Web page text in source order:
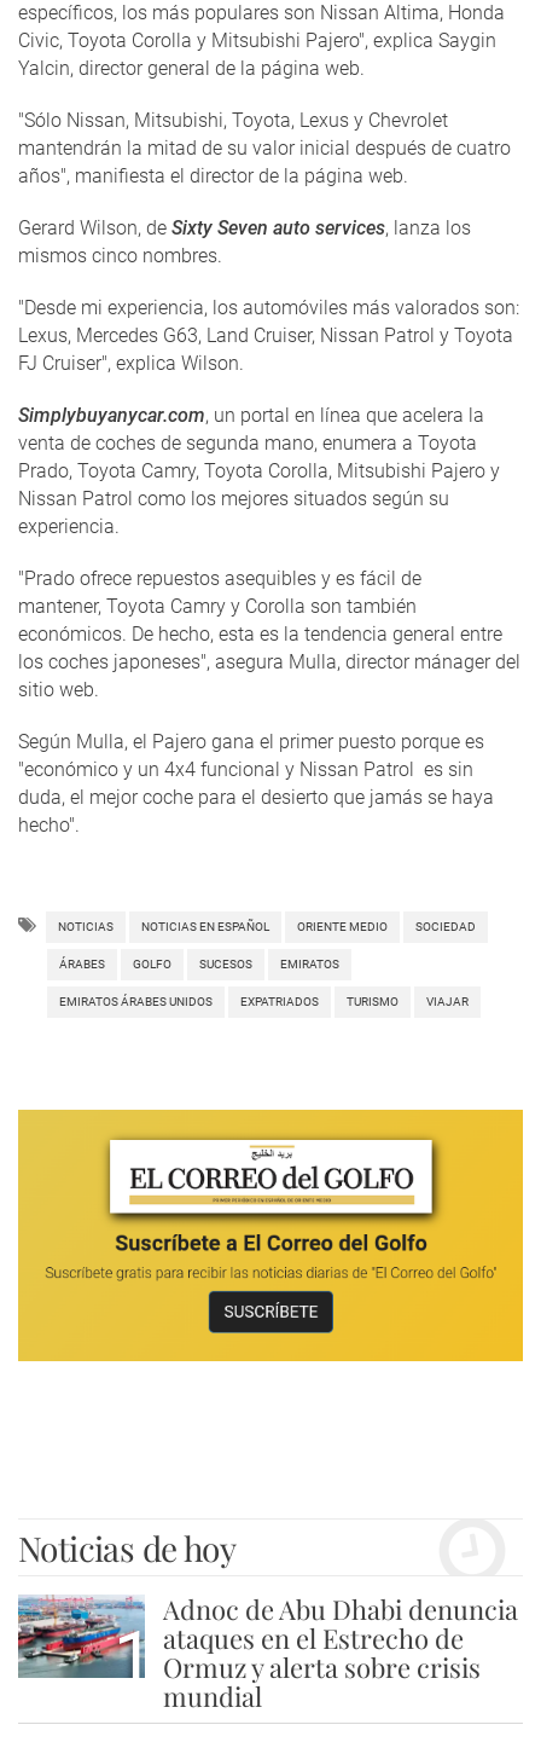
específicos, los más populares son Nissan Altima, Honda
Civic, Toyota Corolla y Mitsubishi Pajero", explica Saygin
Yalcin, director general de la página web.
"Sólo Nissan, Mitsubishi, Toyota, Lexus y Chevrolet
mantendrán la mitad de su valor inicial después de cuatro
años", manifiesta el director de la página web.
Gerard Wilson, de Sixty Seven auto services, lanza los
mismos cinco nombres.
"Desde mi experiencia, los automóviles más valorados son:
Lexus, Mercedes G63, Land Cruiser, Nissan Patrol y Toyota
FJ Cruiser", explica Wilson.
Simplybuyanycar.com, un portal en línea que acelera la
venta de coches de segunda mano, enumera a Toyota
Prado, Toyota Camry, Toyota Corolla, Mitsubishi Pajero y
Nissan Patrol como los mejores situados según su
experiencia.
"Prado ofrece repuestos asequibles y es fácil de
mantener, Toyota Camry y Corolla son también
económicos. De hecho, esta es la tendencia general entre
los coches japoneses", asegura Mulla, director mánager del
sitio web.
Según Mulla, el Pajero gana el primer puesto porque es
"económico y un 4x4 funcional y Nissan Patrol es sin
duda, el mejor coche para el desierto que jamás se haya
hecho".
NOTICIAS NOTICIAS EN ESPAÑOL ORIENTE MEDIO SOCIEDAD
ÁRABES GOLFO SUCESOS EMIRATOS
EMIRATOS ÁRABES UNIDOS EXPATRIADOS TURISMO VIAJAR
Noticias de hoy
1
Adnoc de Abu Dhabi denuncia
ataques en el Estrecho de
Ormuz y alerta sobre crisis
mundial